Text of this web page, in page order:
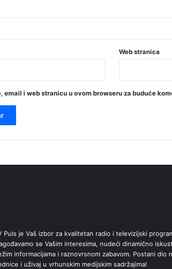
Web stranica
email i web stranicu u ovom browseru za buduće
Puls je Vaš izbor za kvalitetan radio i televizijski
se Vašim interesima, nudeći dinamično
informacijama i raznovrsnom zabavom. Postani dio
i uživaj u vrhunskim medijskim sadržajima!